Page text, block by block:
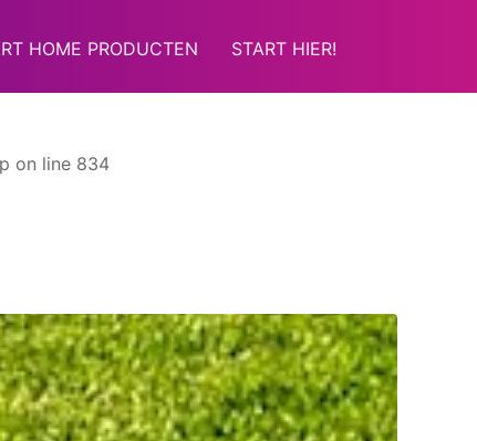
HOME PRODUCTEN START HIER!
on line 834